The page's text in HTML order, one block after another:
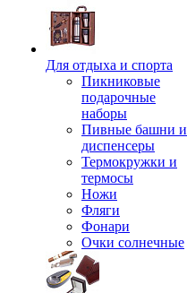
Для отдыха и спорта
Пикниковые
подарочные
наборы
Пивные башни и
диспенсеры
Термокружки и
термосы
Ножи
Фляги
Фонари
Очки солнечные